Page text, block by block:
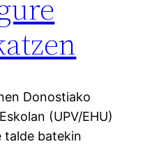
Donostiako
(UPV/EHU)
talde batekin